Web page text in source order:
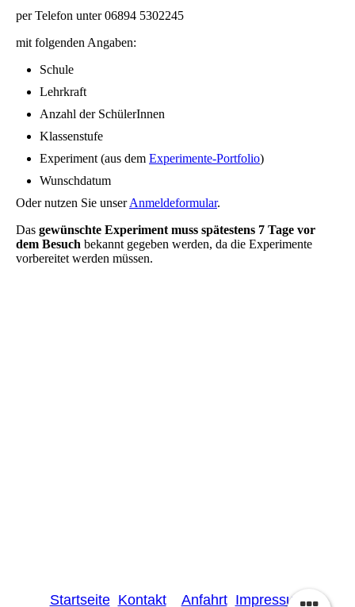
per Telefon unter 06894 5302245
mit folgenden Angaben:
Schule
Lehrkraft
Anzahl der SchülerInnen
Klassenstufe
Experiment (aus dem Experimente-Portfolio)
Wunschdatum
Oder nutzen Sie unserAnmeldeformular.
Das gewünschte Experiment muss spätestens 7 Tage vor
dem Besuch bekannt gegeben werden, da die Experimente
vorbereitet werden müssen.
Startseite Kontakt Anfahrt Impressum